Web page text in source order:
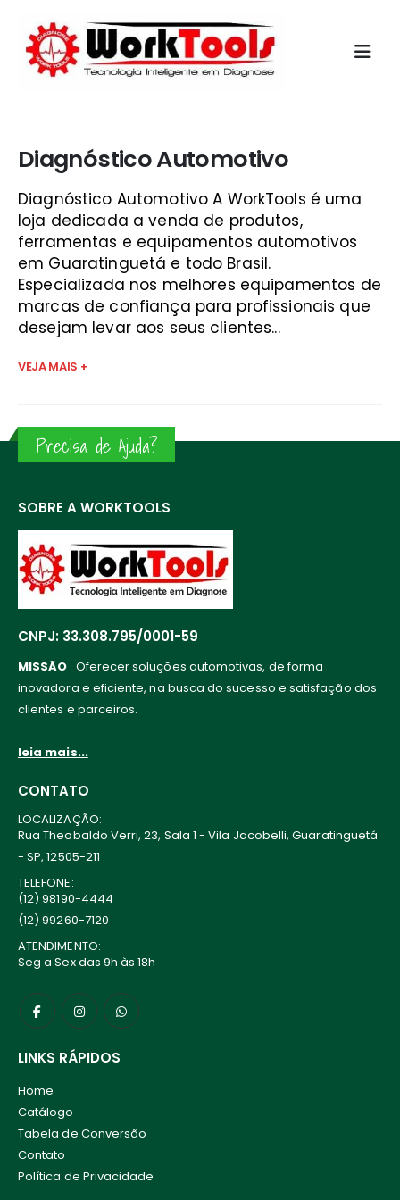
Diagnóstico Automotivo
Diagnóstico Automotivo A WorkTools é uma
loja dedicada a venda de produtos,
ferramentas e equipamentos automotivos
em Guaratinguetá e todo Brasil.
Especializada nos melhores equipamentos de
marcas de confiança para profissionais que
desejam levar aos seus clientes...
VEJA MAIS +
Precisa de Ajuda?
SOBRE A WORKTOOLS
CNPJ: 33.308.795/0001-59
MISSÃO Oferecer soluções automotivas, de forma
inovadora e eficiente, na busca do sucesso e satisfação dos
clientes e parceiros.
leia mais...
CONTATO
LOCALIZAÇÃO:
Rua Theobaldo Verri, 23, Sala 1 - Vila Jacobelli, Guaratinguetá
- SP, 12505-211
TELEFONE:
(12) 98190-4444
(12) 99260-7120
ATENDIMENTO:
Seg a Sex das 9h às 18h
LINKS RÁPIDOS
Home
Catálogo
Tabela de Conversão
Contato
Política de Privacidade